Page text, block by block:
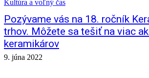
Kultúra a voľný čas
Pozývame vás na 18. ročník
trhov. Môžete sa tešiť na viac
keramikárov
9. júna 2022